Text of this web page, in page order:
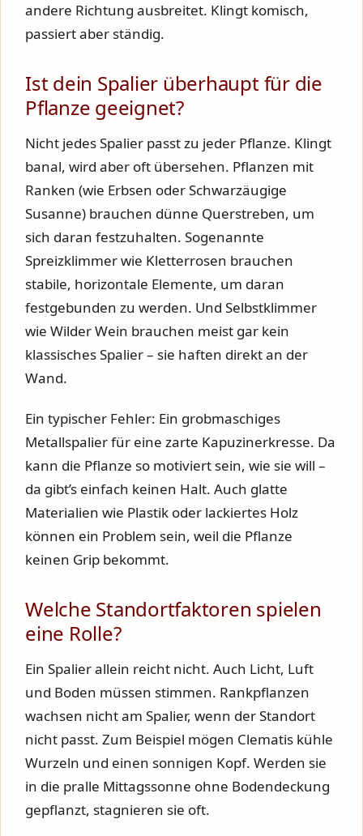
andere Richtung ausbreitet. Klingt komisch,
passiert aber ständig.
Ist dein Spalier überhaupt für die
Pflanze geeignet?
Nicht jedes Spalier passt zu jeder Pflanze. Klingt
banal, wird aber oft übersehen. Pflanzen mit
Ranken (wie Erbsen oder Schwarzäugige
Susanne) brauchen dünne Querstreben, um
sich daran festzuhalten. Sogenannte
Spreizklimmer wie Kletterrosen brauchen
stabile, horizontale Elemente, um daran
festgebunden zu werden. Und Selbstklimmer
wie Wilder Wein brauchen meist gar kein
klassisches Spalier – sie haften direkt an der
Wand.
Ein typischer Fehler: Ein grobmaschiges
Metallspalier für eine zarte Kapuzinerkresse. Da
kann die Pflanze so motiviert sein, wie sie will –
da gibt’s einfach keinen Halt. Auch glatte
Materialien wie Plastik oder lackiertes Holz
können ein Problem sein, weil die Pflanze
keinen Grip bekommt.
Welche Standortfaktoren spielen
eine Rolle?
Ein Spalier allein reicht nicht. Auch Licht, Luft
und Boden müssen stimmen. Rankpflanzen
wachsen nicht am Spalier, wenn der Standort
nicht passt. Zum Beispiel mögen Clematis kühle
Wurzeln und einen sonnigen Kopf. Werden sie
in die pralle Mittagssonne ohne Bodendeckung
gepflanzt, stagnieren sie oft.